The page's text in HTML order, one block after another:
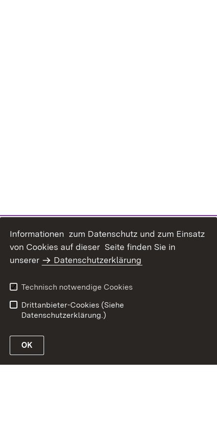
Informationen zum Datenschutz und zum Einsatz
von Cookies auf dieser Seite finden Sie in
unserer
Datenschutzerklärung
Technisch notwendige Cookies
Drittanbieter-Cookies (Siehe
Datenschutzerklärung.)
OK